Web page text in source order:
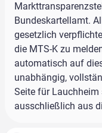
Bundeskartellamt.
gesetzlich
die MTS-K zu
automatisch auf
unabhängig,
Seite für
ausschließlich aus